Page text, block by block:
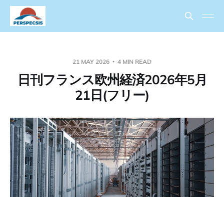
21 MAY 2026 4 MIN READ
日刊フランス欧州経済2026年5月
21日(フリー)